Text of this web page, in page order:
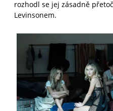
rozhodl se jej zásadně
Levinsonem.